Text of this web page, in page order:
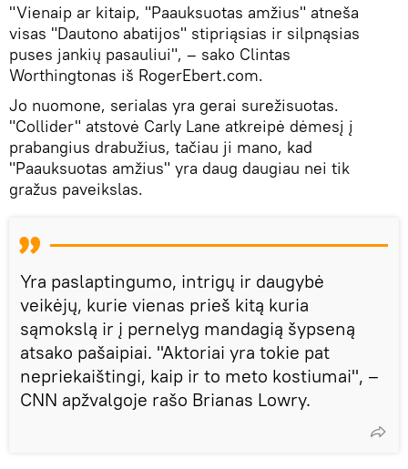
"Vienaip ar kitaip, "Paauksuotas amžius" atneša
visas "Dautono abatijos" stipriąsias ir silpnąsias
puses jankių pasauliui", – sako Clintas
Worthingtonas iš RogerEbert.com.
Jo nuomone, serialas yra gerai surežisuotas.
"Collider" atstovė Carly Lane atkreipė dėmesį į
prabangius drabužius, tačiau ji mano, kad
"Paauksuotas amžius" yra daug daugiau nei tik
gražus paveikslas.
Yra paslaptingumo, intrigų ir daugybė
veikėjų, kurie vienas prieš kitą kuria
sąmokslą ir į pernelyg mandagią šypseną
atsako pašaipiai. "Aktoriai yra tokie pat
nepriekaištingi, kaip ir to meto kostiumai", –
CNN apžvalgoje rašo Brianas Lowry.